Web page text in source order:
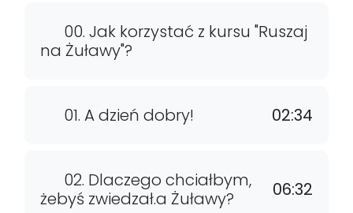
00. Jak korzystać z kursu "Ruszaj
na Żuławy"?
01. A dzień dobry! 02:34
02. Dlaczego chciałbym,
żebyś zwiedzał.a Żuławy?
06:32